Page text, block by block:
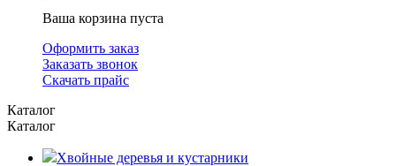
Ваша корзина пуста
Оформить заказ
Заказать звонок
Скачать прайс
Каталог
Каталог
Хвойные деревья и кустарники